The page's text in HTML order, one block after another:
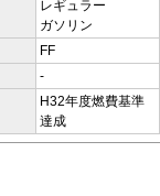
レギュラー
ガソリン
FF
-
H32年度燃費基準
達成